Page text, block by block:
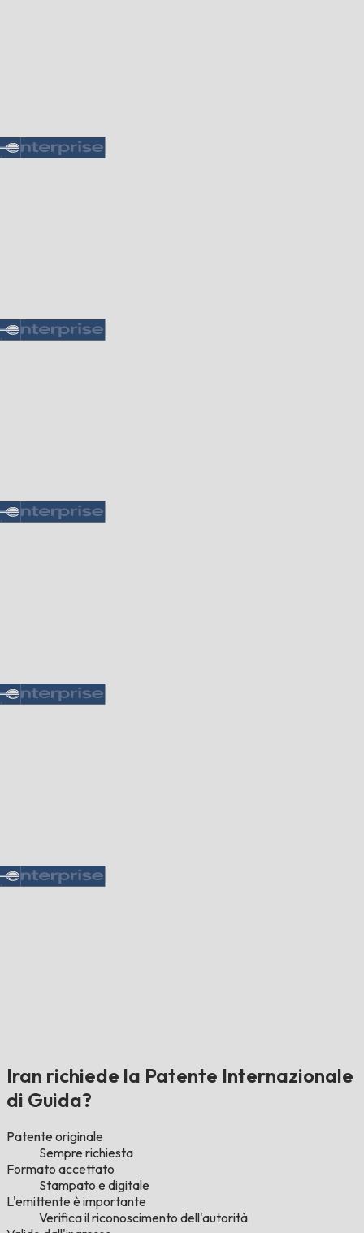
Iran richiede la Patente Internazionale
di Guida?
Patente originale
Sempre richiesta
Formato accettato
Stampato e digitale
L'emittente è importante
Verifica il riconoscimento dell'autorità